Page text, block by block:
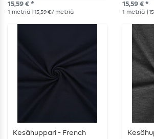
15,59 € *
1 metriä | 15,59 € / metriä
15,59 € *
1 metriä |
Kesähuppari - French